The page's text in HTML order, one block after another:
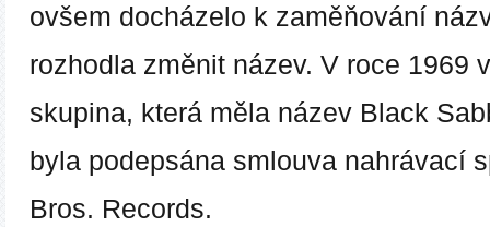
ovšem docházelo k zaměňování
rozhodla změnit název. V roce 1969
skupina, která měla název Black
byla podepsána smlouva nahrávací
Bros. Records.